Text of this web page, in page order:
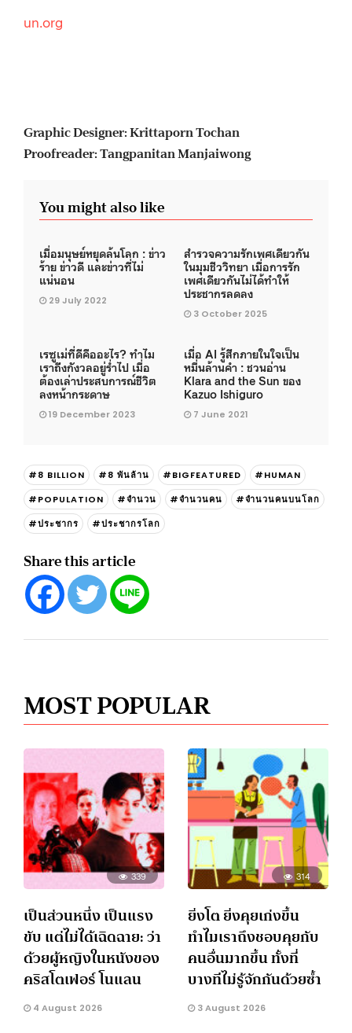
un.org
Graphic Designer: Krittaporn Tochan
Proofreader: Tangpanitan Manjaiwong
You might also like
เมื่อมนุษย์หยุดล้นโลก : ข่าว
ร้าย ข่าวดี และข่าวที่ไม่
แน่นอน
29 July 2022
สำรวจความรักเพศเดียวกัน
ในมุมชีววิทยา เมื่อการรัก
เพศเดียวกันไม่ได้ทำให้
ประชากรลดลง
3 October 2025
เรซูเม่ที่ดีคืออะไร? ทำไม
เราถึงกังวลอยู่ร่ำไป เมื่อ
ต้องเล่าประสบการณ์ชีวิต
ลงหน้ากระดาษ
19 December 2023
เมื่อ AI รู้สึกภายในใจเป็น
หมื่นล้านคำ : ชวนอ่าน
Klara and the Sun ของ
Kazuo Ishiguro
7 June 2021
#8 BILLION #8 พันล้าน #BIGFEATURED
#HUMAN
#POPULATION
#จำนวน #จำนวนคน
#จำนวนคนบนโลก
#ประชากร
#ประชากรโลก
Share this article
MOST POPULAR
339
เป็นส่วนหนึ่ง เป็นแรง
ขับ แต่ไม่ได้เฉิดฉาย: ว่า
ด้วยผู้หญิงในหนังของ
คริสโตเฟอร์ โนแลน
4 August 2026
314
ยิ่งโต ยิ่งคุยเก่งขึ้น
ทำไมเราถึงชอบคุยกับ
คนอื่นมากขึ้น ทั้งที่
บางทีไม่รู้จักกันด้วยซ้ำ
3 August 2026